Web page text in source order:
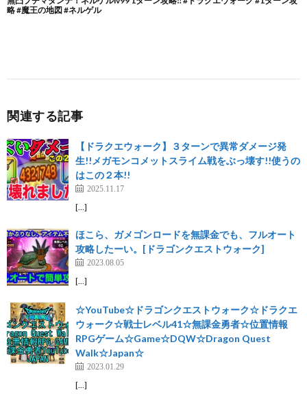
関連する記事
【ドラクエウォーク】３ターンで異常ダメージ発
生!!メガモンコメットスライム戦をぶっ壊す!!使うの
はこの２本!!
2025.11.17
[…]
ほこら、ガメゴンロードを無課金でも、フルオート
攻略したーい。[ドラゴンクエストウォーク]
2023.08.05
[…]
☆YouTube☆ドラゴンクエストウォーク☆ドラクエ
ウォーク☆戦士レベル41☆無課金勇者☆位置情報
RPGゲーム☆Game☆DQW☆Dragon Quest
Walk☆Japan☆
2023.01.29
[…]